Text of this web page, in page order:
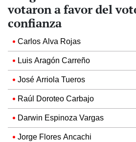
votaron a favor del
confianza
Carlos Alva Rojas
Luis Aragón Carreño
José Arriola Tueros
Raúl Doroteo Carbajo
Darwin Espinoza Vargas
Jorge Flores Ancachi